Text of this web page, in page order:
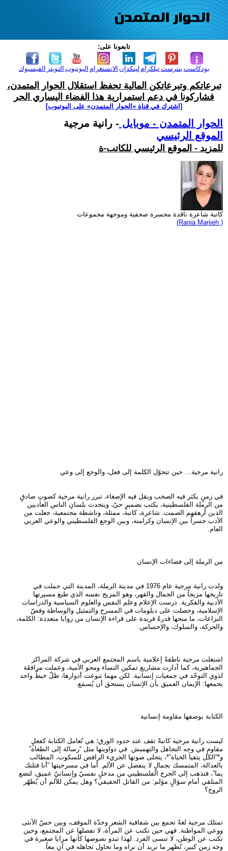
تابعونا على:
الفيسبوك التويتر اليوتيوب الانستغرام لينكدإن تيلكرامبنترست بودكاست
تبرعاتكم وتبرعاتكن المالية تحفظ استقلال الحوار المتمدن،
فشاركونا في دعم استمرارية هذا الفضاء اليساري الحر
[اشترك في قناة ‫«الحوار المتمدن» على اليوتيوب]
الحوار المتمدن - موبايل - رانية مرجية
الموقع الرئيسي
للمزيد - الموقع الرئيسي للكاتب-ة
كاتبة شاعرة ناقدة مجسرة صحفية وموجهة مجموعات
(Rania Marjieh )
رانية مرجية… حين تتحوّل الكلمة إلى فعل، والوجع إلى وعي
في زمنٍ يكثر فيه الصخب ويقل فيه الإصغاء، تبرز رانية مرجية كصوتٍ صادقٍ
من الرملة الفلسطينية، يكتب بضميرٍ حيّ، ويتحدث بلسانِ الناس العاديين
الذين أرهقهم الصمت. شاعرة، كاتبة، ممثلة، وناشطة مجتمعية، جعلت من
الأدب جسراً بين الإنسان وكرامته، وبين الوجع الفلسطيني والوعي العربي
العام.
من الرملة إلى فضاءات الإنسان
ولدت رانية مرجية عام 1976 في مدينة الرملة، المدينة التي حملت في
تاريخها مزيجاً من الجمال والقهر، وهو المزيج نفسه الذي طبع مسيرتها
الأدبية والفكرية. درست الإعلام وعلم النفس والعلوم السياسية والدراسات
الإسلامية، وحصلت على دبلومات في المسرح والتمثيل والوساطة وفضّ
النزاعات، ما منحها قدرةً فريدة على قراءة الإنسان من زوايا متعددة: الكلمة،
والحركة، والسلوك، والإحساس.
اشتغلت مرجية ناطقةً إعلامية باسم المجتمع العربي في شركة المراكز
الجماهيرية، كما أدارت مشاريع تمكين النساء ومحو الأمية، وعملت مرافقَة
لذوي التوحّد في جمعيات إنسانية. لكن مهما تنوعت أدوارها، ظلّ خيطٌ واحد
يجمعها: الإيمان العميق بأن الإنسان يستحق أن يُسمَع.
الكتابة بوصفها مقاومة إنسانية
ليست رانية مرجية كاتبةً تقف عند حدود الورق؛ هي تُعامل الكتابة كفعلٍ
مقاومٍ في وجه التجاهل والتهميش. في دواوينها مثل “رسالة إلى الطغاة”
و*“الكل يتقيأ الحياة”*، يتجلى صوتها الجريء الرافض للسكوت، المطالب
بالعدالة، المتمسك بجمالٍ لا ينفصل عن الألم. أما في مسرحيتها “أنا قتلتك
يما”، فتذهب إلى الجرح الفلسطيني من مدخلٍ نفسيّ وإنسانيّ عميق، لتضع
المتلقي أمام سؤالٍ مؤلم: من القاتل الحقيقي؟ وهل يمكن للألم أن يُطهّر
الروح؟
تمتلك مرجية لغةً تجمع بين شفافية الشعر وحدّة الموقف، وبين حسّ الأنثى
ووعي المواطنة. فهي حين تكتب عن المرأة، لا تفصلها عن المجتمع، وحين
تكتب عن الوطن، لا تنسى الفرد. لهذا تبدو نصوصها كأنها مرايا صغيرة في
وجه زمنٍ كبير، تُظهر ما نريد أن نراه وما نحاول تجاهله في آنٍ معاً.